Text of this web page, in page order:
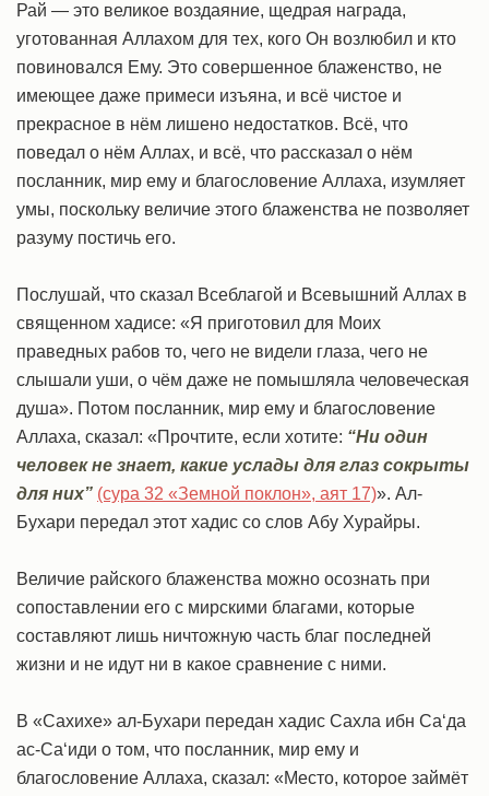
Рай — это великое воздаяние, щедрая награда,
уготованная Аллахом для тех, кого Он возлюбил и кто
повиновался Ему. Это совершенное блаженство, не
имеющее даже примеси изъяна, и всё чистое и
прекрасное в нём лишено недостатков. Всё, что
поведал о нём Аллах, и всё, что рассказал о нём
посланник, мир ему и благословение Аллаха, изумляет
умы, поскольку величие этого блаженства не позволяет
разуму постичь его.
Послушай, что сказал Всеблагой и Всевышний Аллах в
священном хадисе: «Я приготовил для Моих
праведных рабов то, чего не видели глаза, чего не
слышали уши, о чём даже не помышляла человеческая
душа». Потом посланник, мир ему и благословение
Аллаха, сказал: «Прочтите, если хотите: “Ни один
человек не знает, какие услады для глаз сокрыты
для них” (сура 32 «Земной поклон», аят 17)». Ал-
Бухари передал этот хадис со слов Абу Хурайры.
Величие райского блаженства можно осознать при
сопоставлении его с мирскими благами, которые
составляют лишь ничтожную часть благ последней
жизни и не идут ни в какое сравнение с ними.
В «Сахихе» ал-Бухари передан хадис Сахла ибн Са‘да
ас-Са‘иди о том, что посланник, мир ему и
благословение Аллаха, сказал: «Место, которое займёт